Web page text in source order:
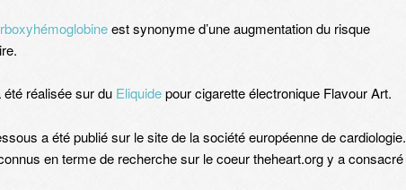
est synonyme d’une augmentation du risque
réalisée sur du Eliquidepour cigarette électronique Flavour Art.
a été publié sur le site de la société européenne de cardiologie.
en terme de recherche sur le coeur theheart.org y a consacré